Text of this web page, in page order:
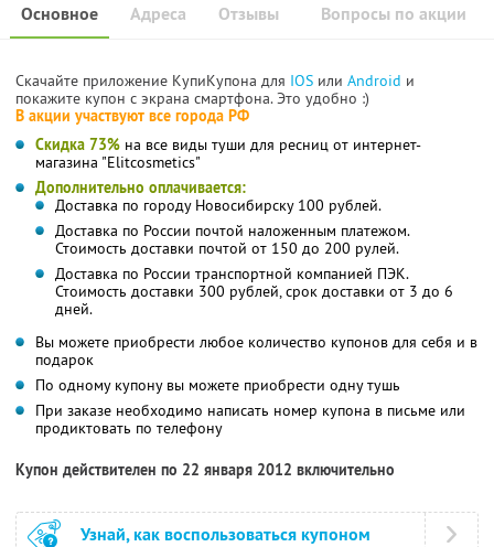
Основное Отзывы Вопросы по акции
Адреса
Скачайте приложение КупиКупона для IOS или Android и
покажите купон с экрана смартфона. Это удобно :)
В акции участвуют все города РФ
Скидка 73% на все виды туши для ресниц от интернет-
магазина "Elitcosmetics"
Дополнительно оплачивается:
Доставка по городу Новосибирску 100 рублей.
Доставка по России почтой наложенным платежом.
Стоимость доставки почтой от 150 до 200 рулей.
Доставка по России транспортной компанией ПЭК.
Стоимость доставки 300 рублей, срок доставки от 3 до 6
дней.
Вы можете приобрести любое количество купонов для себя и в
подарок
По одному купону вы можете приобрести одну тушь
При заказе необходимо написать номер купона в письме или
продиктовать по телефону
Купон действителен по 22 января 2012 включительно
Узнай, как воспользоваться купоном